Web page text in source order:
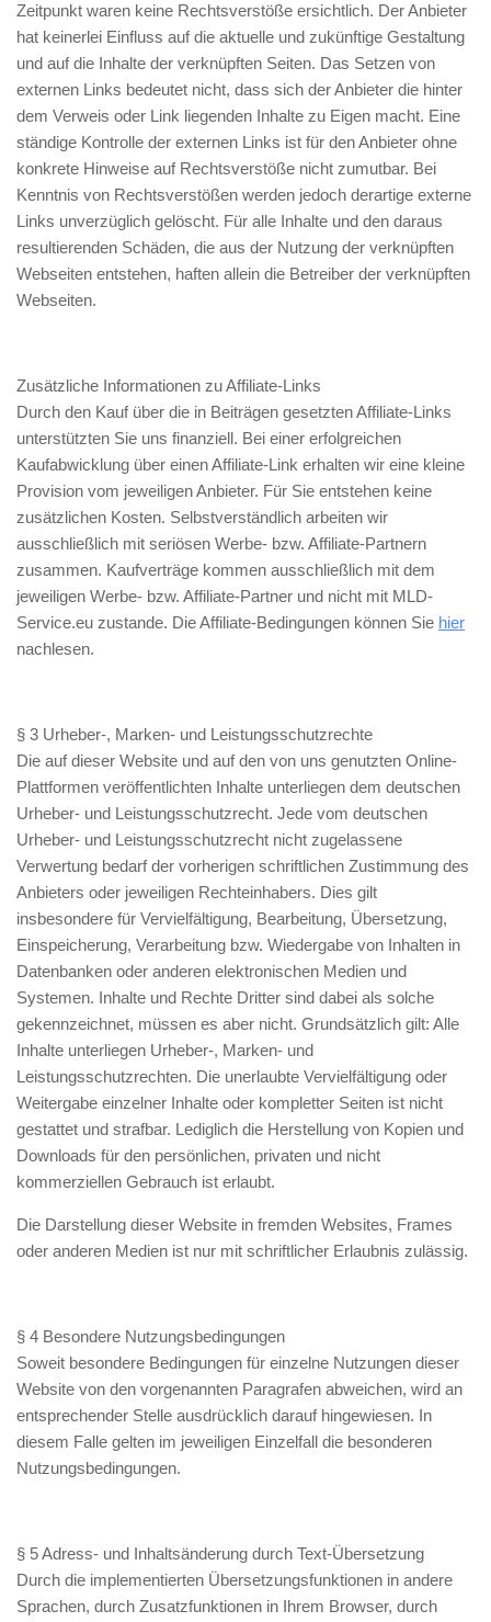
Zeitpunkt waren keine Rechtsverstöße ersichtlich. Der Anbieter
hat keinerlei Einfluss auf die aktuelle und zukünftige Gestaltung
und auf die Inhalte der verknüpften Seiten. Das Setzen von
externen Links bedeutet nicht, dass sich der Anbieter die hinter
dem Verweis oder Link liegenden Inhalte zu Eigen macht. Eine
ständige Kontrolle der externen Links ist für den Anbieter ohne
konkrete Hinweise auf Rechtsverstöße nicht zumutbar. Bei
Kenntnis von Rechtsverstößen werden jedoch derartige externe
Links unverzüglich gelöscht. Für alle Inhalte und den daraus
resultierenden Schäden, die aus der Nutzung der verknüpften
Webseiten entstehen, haften allein die Betreiber der verknüpften
Webseiten.
Zusätzliche Informationen zu Affiliate-Links
Durch den Kauf über die in Beiträgen gesetzten Affiliate-Links
unterstützten Sie uns finanziell. Bei einer erfolgreichen
Kaufabwicklung über einen Affiliate-Link erhalten wir eine kleine
Provision vom jeweiligen Anbieter. Für Sie entstehen keine
zusätzlichen Kosten. Selbstverständlich arbeiten wir
ausschließlich mit seriösen Werbe- bzw. Affiliate-Partnern
zusammen. Kaufverträge kommen ausschließlich mit dem
jeweiligen Werbe- bzw. Affiliate-Partner und nicht mit MLD-
Service.eu zustande. Die Affiliate-Bedingungen können Sie hier
nachlesen.
§ 3 Urheber-, Marken- und Leistungsschutzrechte
Die auf dieser Website und auf den von uns genutzten Online-
Plattformen veröffentlichten Inhalte unterliegen dem deutschen
Urheber- und Leistungsschutzrecht. Jede vom deutschen
Urheber- und Leistungsschutzrecht nicht zugelassene
Verwertung bedarf der vorherigen schriftlichen Zustimmung des
Anbieters oder jeweiligen Rechteinhabers. Dies gilt
insbesondere für Vervielfältigung, Bearbeitung, Übersetzung,
Einspeicherung, Verarbeitung bzw. Wiedergabe von Inhalten in
Datenbanken oder anderen elektronischen Medien und
Systemen. Inhalte und Rechte Dritter sind dabei als solche
gekennzeichnet, müssen es aber nicht. Grundsätzlich gilt: Alle
Inhalte unterliegen Urheber-, Marken- und
Leistungsschutzrechten. Die unerlaubte Vervielfältigung oder
Weitergabe einzelner Inhalte oder kompletter Seiten ist nicht
gestattet und strafbar. Lediglich die Herstellung von Kopien und
Downloads für den persönlichen, privaten und nicht
kommerziellen Gebrauch ist erlaubt.
Die Darstellung dieser Website in fremden Websites, Frames
oder anderen Medien ist nur mit schriftlicher Erlaubnis zulässig.
§ 4 Besondere Nutzungsbedingungen
Soweit besondere Bedingungen für einzelne Nutzungen dieser
Website von den vorgenannten Paragrafen abweichen, wird an
entsprechender Stelle ausdrücklich darauf hingewiesen. In
diesem Falle gelten im jeweiligen Einzelfall die besonderen
Nutzungsbedingungen.
§ 5 Adress- und Inhaltsänderung durch Text-Übersetzung
Durch die implementierten Übersetzungsfunktionen in andere
Sprachen, durch Zusatzfunktionen in Ihrem Browser, durch